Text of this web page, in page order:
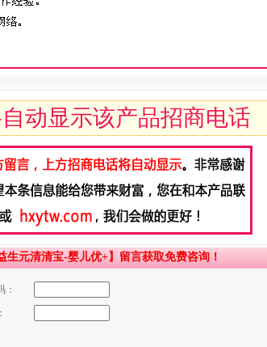
动显示该产品招商电话
元清清宝-婴儿优+】留言获取免费咨询！
：